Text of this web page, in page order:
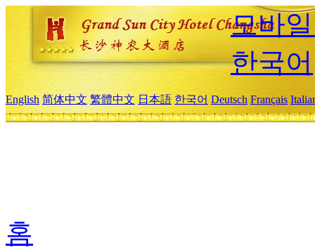
모바
한국어
English 简体中文 繁體中文 日本語 한국어 Deutsch Français
홈